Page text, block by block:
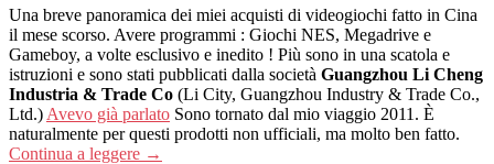
Una breve panoramica dei miei acquisti di videogiochi fatto in Cina
il mese scorso. Avere programmi : Giochi NES, Megadrive e
Gameboy, a volte esclusivo e inedito ! Più sono in una scatola e
istruzioni e sono stati pubblicati dalla società Guangzhou Li Cheng
Industria & Trade Co (Li City, Guangzhou Industry & Trade Co.,
Ltd.) Avevo già parlato Sono tornato dal mio viaggio 2011. È
naturalmente per questi prodotti non ufficiali, ma molto ben fatto.
Continua a leggere →